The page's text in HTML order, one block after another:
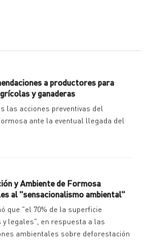
a productores para
y ganaderas
las acciones preventivas del
ante la eventual llegada del
y Ambiente de Formosa
al "sensacionalismo ambiental"
que "el 70% de la superficie
y legales", en respuesta a las
ambientales sobre deforestación